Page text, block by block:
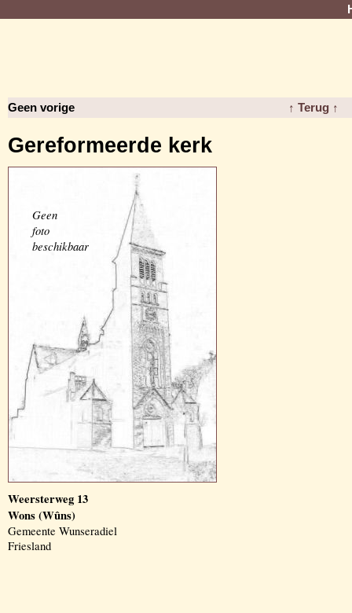
Geen vorige ↑ Terug ↑
Gereformeerde kerk
Geen
foto
beschikbaar
Weersterweg 13
Wons (Wûns)
Gemeente Wunseradiel
Friesland